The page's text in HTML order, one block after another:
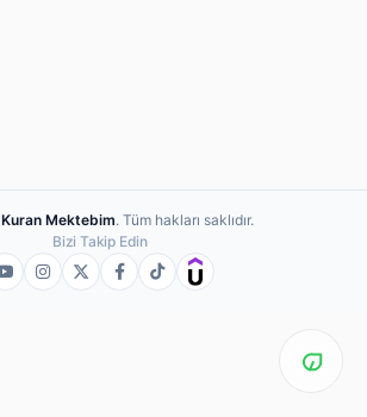
Kuran Mektebim. Tüm hakları saklıdır.
Bizi Takip Edin